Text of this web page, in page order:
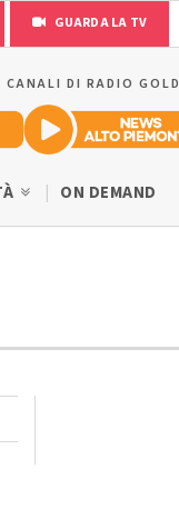
GUARDA LA TV
CANALI DI RADIO GOLD
ON DEMAND